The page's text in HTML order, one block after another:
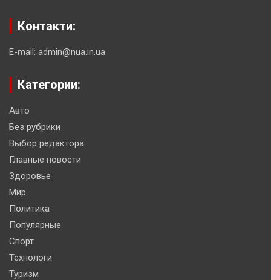
Контакти:
E-mail: admin@nua.in.ua
Категории:
Авто
Без рубрики
Выбор редактора
Главные новости
Здоровье
Мир
Политика
Популярные
Спорт
Технологи
Туризм